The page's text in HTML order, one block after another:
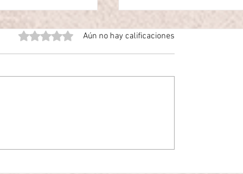
Obtuvo 0 de 5 estrellas.Aún no hay calificaciones